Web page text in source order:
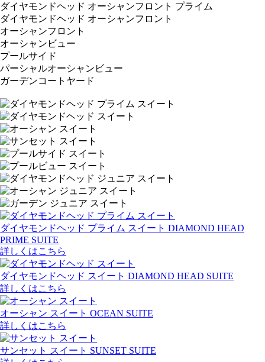
ダイヤモンドヘッド オーシャンフロント プライム
ダイヤモンドヘッド オーシャンフロント
オーシャンフロント
オーシャンビュー
プールサイド
パーシャルオーシャンビュー
ガーデンコートヤード
ダイヤモンドヘッド プライム スイート DIAMOND HEAD
PRIME SUITE
詳しくはこちら
ダイヤモンドヘッド スイート DIAMOND HEAD SUITE
詳しくはこちら
オーシャン スイート OCEAN SUITE
詳しくはこちら
サンセット スイート SUNSET SUITE